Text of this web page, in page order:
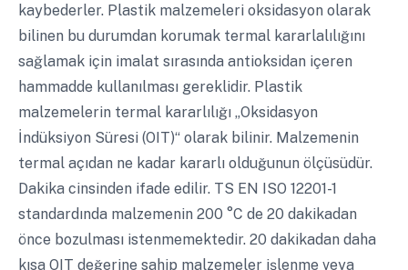
kaybederler. Plastik malzemeleri oksidasyon olarak
bilinen bu durumdan korumak termal kararlalılığını
sağlamak için imalat sırasında antioksidan içeren
hammadde kullanılması gereklidir. Plastik
malzemelerin termal kararlılığı „Oksidasyon
İndüksiyon Süresi (OIT)“ olarak bilinir. Malzemenin
termal açıdan ne kadar kararlı olduğunun ölçüsüdür.
Dakika cinsinden ifade edilir. TS EN ISO 12201-1
standardında malzemenin 200 °C de 20 dakikadan
önce bozulması istenmemektedir. 20 dakikadan daha
kısa OIT değerine sahip malzemeler işlenme veya